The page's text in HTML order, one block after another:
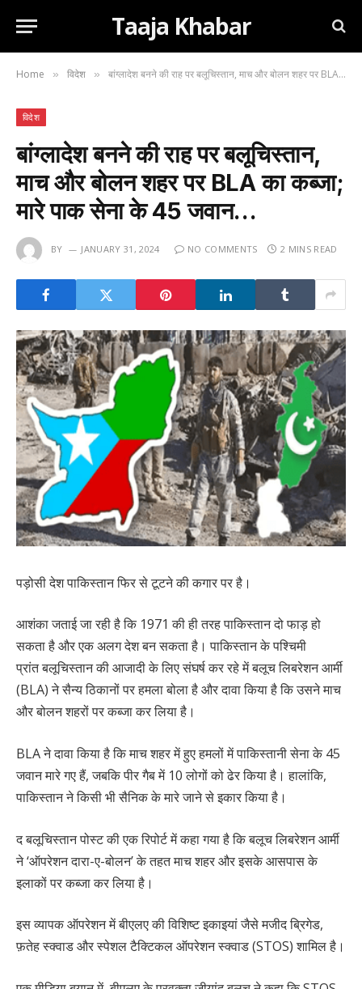
Taaja Khabar
Home » विदेश » बांग्लादेश बनने की राह पर बलूचिस्तान, माच और बोलन शहर पर BLA का कब्जा; मारे पाक सेना के 45 जवान…
विदेश
बांग्लादेश बनने की राह पर बलूचिस्तान,
माच और बोलन शहर पर BLA का कब्जा;
मारे पाक सेना के 45 जवान…
BY JANUARY 31, 2024 NO COMMENTS 2 MINS READ
पड़ोसी देश पाकिस्तान फिर से टूटने की कगार पर है।
आशंका जताई जा रही है कि 1971 की ही तरह पाकिस्तान दो फाड़ हो
सकता है और एक अलग देश बन सकता है। पाकिस्तान के पश्चिमी
प्रांत बलूचिस्तान की आजादी के लिए संघर्ष कर रहे में बलूच लिबरेशन आर्मी
(BLA) ने सैन्य ठिकानों पर हमला बोला है और दावा किया है कि उसने माच
और बोलन शहरों पर कब्जा कर लिया है।
BLA ने दावा किया है कि माच शहर में हुए हमलों में पाकिस्तानी सेना के 45
जवान मारे गए हैं, जबकि पीर गैब में 10 लोगों को ढेर किया है। हालांकि,
पाकिस्तान ने किसी भी सैनिक के मारे जाने से इकार किया है।
द बलूचिस्तान पोस्ट की एक रिपोर्ट में कहा गया है कि बलूच लिबरेशन आर्मी
ने ‘ऑपरेशन दारा-ए-बोलन’ के तहत माच शहर और इसके आसपास के
इलाकों पर कब्जा कर लिया है।
इस व्यापक ऑपरेशन में बीएलए की विशिष्ट इकाइयां जैसे मजीद ब्रिगेड,
फ़तेह स्क्वाड और स्पेशल टैक्टिकल ऑपरेशन स्क्वाड (STOS) शामिल है।